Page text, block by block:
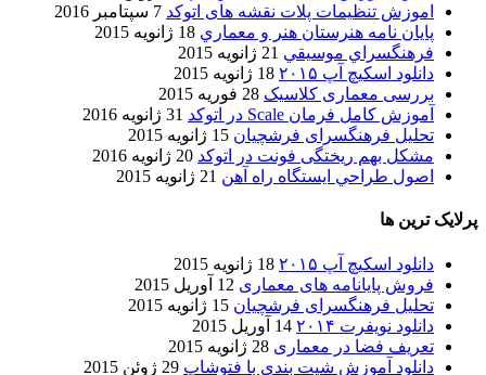
اموزش تنظیمات پلات نقشه های اتوکد 7 سپتامبر 2016
پایان نامه هنرستان هنر و معماري 18 ژانویه 2015
فرهنگسراي موسيقي 21 ژانویه 2015
دانلود اسکیچ آپ ۲۰۱۵
18 ژانویه 2015
بررسی معماری کلاسیک 28 فوریه 2015
آموزش کامل فرمان Scale در اتوکد
31 ژانویه 2016
تحلیل فرهنگسرای فرشچیان 15 ژانویه 2015
مشکل بهم ریختگی فونت در اتوکد 20 ژانویه 2016
اصول طراحي ایستگاه راه آهن 21 ژانویه 2015
پرلایک ترین ها
دانلود اسکیچ آپ ۲۰۱۵
18 ژانویه 2015
فروش پایانامه های معماری 12 آوریل 2015
تحلیل فرهنگسرای فرشچیان 15 ژانویه 2015
دانلود نویفرت ۲۰۱۴
14 آوریل 2015
تعریف فضا در معماری 28 ژانویه 2015
دانلود آموزش شیت بندی با فتوشاپ 29 ژوئن 2015